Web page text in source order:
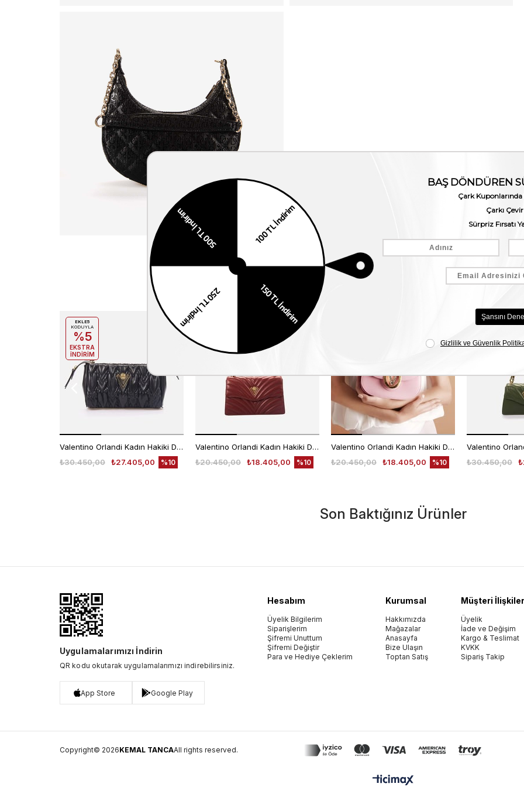
Valentino Orlandi Kadın Hakiki Deri Siyah Omuz Çantası
₺27.405,00
₺30.450,00 %10
EKLE5
KODUYLA
%5
EKSTRA
İNDİRİM
Valentino Orlandi Kadın Hakiki Deri Bordo Omuz Çantası
₺18.405,00
₺20.450,00 %10
EKSTRA
İNDİRİM
Valentino Orlandi Kadın Hakiki Deri Pembe Omuz Çantası
₺18.405,00
₺20.450,00 %10 ₺30.450,00
EKLE5
%5
EKSTRA
Son Baktığınız Ürünler
Uygulamalarımızı İndirin
QR kodu okutarak uygulamalarımızı indirebilirsiniz.
App Store Google Play
Hesabım
Üyelik Bilgilerim
Siparişlerim
Şifremi Unuttum
Şifremi Değiştir
Para ve Hediye Çeklerim
Kurumsal
Hakkımızda
Mağazalar
Anasayfa
Bize Ulaşın
Toptan Satış
Müşteri
Üyelik
İade ve Değişim
Kargo & Teslimat
KVKK
Sipariş Takip
Copyright© 2026KEMAL TANCAAll rights reserved.